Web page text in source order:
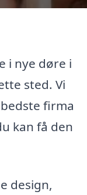
i nye døre i
sted. Vi
firma
kan få den
design,